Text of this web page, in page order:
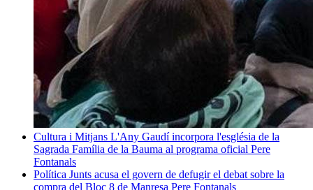
Cultura i Mitjans L'Any Gaudí incorpora l'església de la
Sagrada Família de la Bauma al programa oficial Pere
Fontanals
Política Junts acusa el govern de defugir el debat sobre la
compra del Bloc 8 de Manresa Pere Fontanals